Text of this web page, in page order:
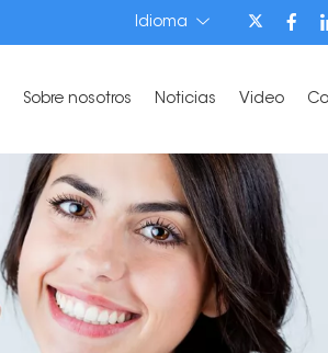
Idioma
Sobre nosotros Noticias Video